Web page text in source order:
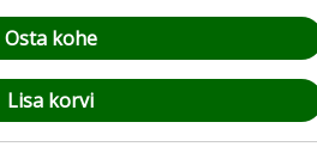
Osta kohe
Lisa korvi